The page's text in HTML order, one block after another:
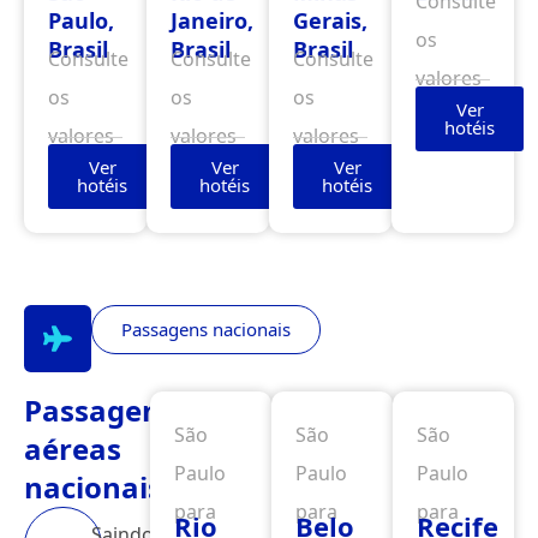
Paulo,
Brasil
Consulte
os
valores
Ver
hotéis
Janeiro,
Brasil
Consulte
os
valores
Ver
hotéis
Gerais,
Brasil
Consulte
os
valores
Ver
hotéis
os
valores
Ver
hotéis
Passagens nacionais
Passagens
aéreas
nacionais
São
Paulo
para
Rio
São
Paulo
para
Belo
São
Paulo
para
Recife